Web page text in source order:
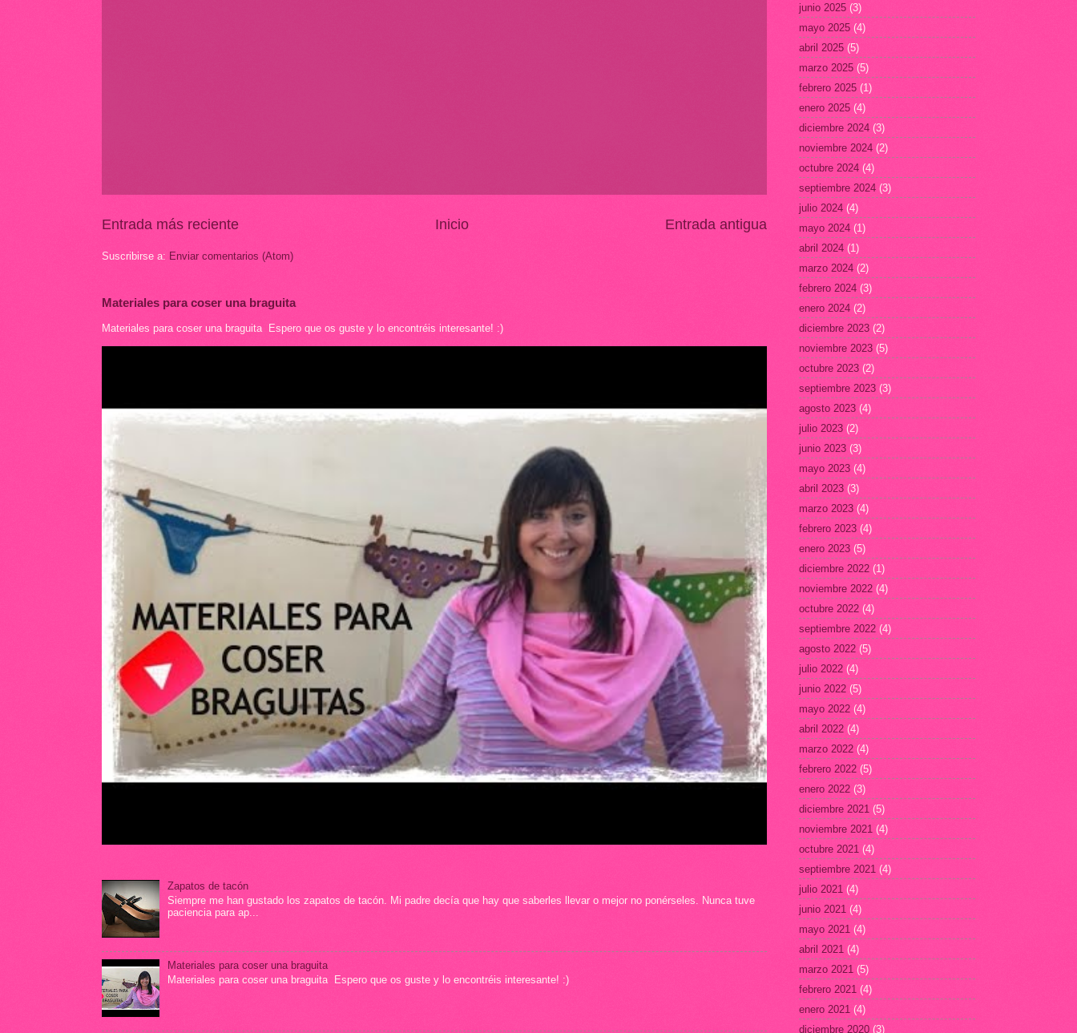
Entrada más reciente Entrada antigua
Inicio
Suscribirse a: Enviar comentarios (Atom)
Materiales para coser una braguita
Materiales para coser una braguita Espero que os guste y lo encontréis interesante! :)
Zapatos de tacón
Siempre me han gustado los zapatos de tacón. Mi padre decía que hay que saberles llevar o mejor no ponérseles. Nunca tuve
paciencia para ap...
Materiales para coser una braguita
Materiales para coser una braguita Espero que os guste y lo encontréis interesante! :)
junio 2025 (3)
mayo 2025 (4)
abril 2025 (5)
marzo 2025 (5)
febrero 2025 (1)
enero 2025 (4)
diciembre 2024 (3)
noviembre 2024 (2)
octubre 2024 (4)
septiembre 2024 (3)
julio 2024 (4)
mayo 2024 (1)
abril 2024 (1)
marzo 2024 (2)
febrero 2024 (3)
enero 2024 (2)
diciembre 2023 (2)
noviembre 2023 (5)
octubre 2023 (2)
septiembre 2023 (3)
agosto 2023 (4)
julio 2023 (2)
junio 2023 (3)
mayo 2023 (4)
abril 2023 (3)
marzo 2023 (4)
febrero 2023 (4)
enero 2023 (5)
diciembre 2022 (1)
noviembre 2022 (4)
octubre 2022 (4)
septiembre 2022 (4)
agosto 2022 (5)
julio 2022 (4)
junio 2022 (5)
mayo 2022 (4)
abril 2022 (4)
marzo 2022 (4)
febrero 2022 (5)
enero 2022 (3)
diciembre 2021 (5)
noviembre 2021 (4)
octubre 2021 (4)
septiembre 2021 (4)
julio 2021 (4)
junio 2021 (4)
mayo 2021 (4)
abril 2021 (4)
marzo 2021 (5)
febrero 2021 (4)
enero 2021 (4)
diciembre 2020 (3)